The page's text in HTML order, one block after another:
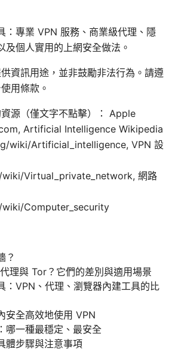
：專業 VPN 服務、商業級代理、隱
及個人實用的上網安全做法。
資訊用途，並非鼓勵非法行為。請遵
用條款。
源（僅文字不點擊）： Apple
Artificial Intelligence Wikipedia
wiki/Artificial_intelligence, VPN 設
Virtual_private_network, 網路
Computer_security
？
理與 Tor？它們的差別與適用場景
：VPN、代理、瀏覽器內建工具的比
安全高效地使用 VPN
哪一種最穩定、最安全
體步驟與注意事項